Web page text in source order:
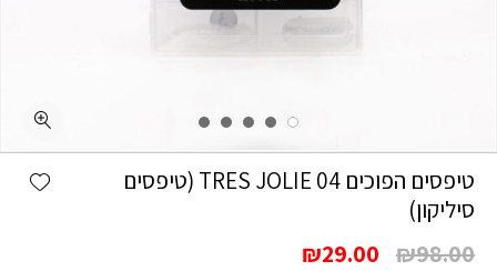
טיפסים הפוכים 04 TRES JOLIE (טיפסים
סיליקון)
₪98.00
המחיר₪29.00
המחיר